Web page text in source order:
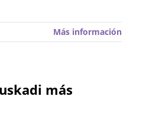
Más información
más